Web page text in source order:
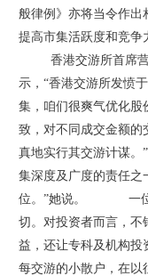
般律例》亦将当令作出
提高市集活跃度和竞争
香港交游所首席营
示，“香港交游所发愤
集，咱们很爽气优化股
致，对不同成交金额的
真地实行其交游计谋
集深度及广度的责任之
位。”她说。 一位业
切。对投资者而言，不
益，还让专科及机
每交游的小散户，在以